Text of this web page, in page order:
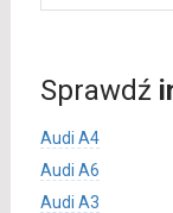
Sprawdź
Audi A4
Audi A6
Audi A3